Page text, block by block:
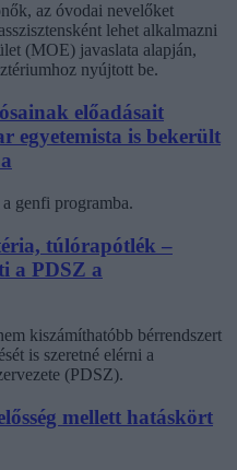
az óvodai nevelőket
lehet alkalmazni
(MOE) javaslata alapján,
nyújtott be.
előadásait
egyetemista is bekerült
genfi programba.
túlórapótlék –
a PDSZ a
kiszámíthatóbb bérrendszert
is szeretné elérni a
(PDSZ).
mellett hatáskört